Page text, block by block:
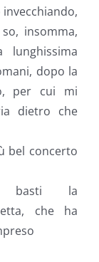
insomma,
dopo la
per cui mi
dietro che
bel concerto
basti la
che ha